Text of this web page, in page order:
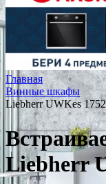
Главная
Винные шкафы
Liebherr UWKes 1752
Liebherr